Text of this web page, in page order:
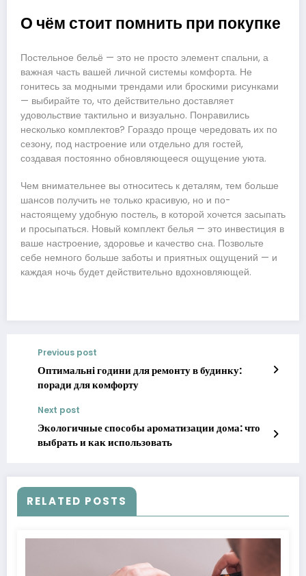
О чём стоит помнить при покупке
Постельное бельё — это не просто элемент спальни, а
важная часть вашей личной системы комфорта. Не
гонитесь за модными трендами или броскими рисунками
— выбирайте то, что действительно доставляет
удовольствие тактильно и визуально. Понравились
несколько комплектов? Гораздо проще чередовать их по
сезону, под настроение или отдельно для гостей,
создавая постоянно обновляющееся ощущение уюта.
Чем внимательнее вы относитесь к деталям, тем больше
шансов получить не только красивую, но и по-
настоящему удобную постель, в которой хочется засыпать
и просыпаться. Новый комплект белья — это инвестиция в
ваше настроение, здоровье и качество сна. Позвольте
себе немного больше заботы и приятных ощущений — и
каждая ночь будет действительно вдохновляющей.
Previous post
Оптимальні години для ремонту в будинку:
поради для комфорту
Next post
Экологичные способы ароматизации дома: что
выбрать и как использовать
RELATED POSTS